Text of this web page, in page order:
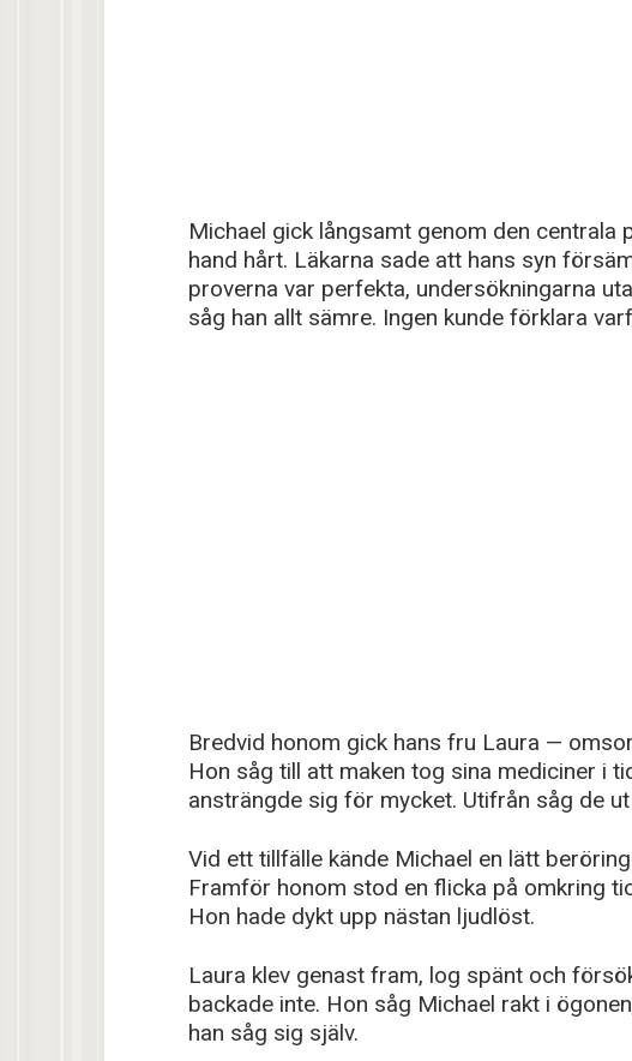
Michael gick långsamt genom den centrala
hand hårt. Läkarna sade att hans syn
proverna var perfekta, undersökningarna
såg han allt sämre. Ingen kunde förklara
Bredvid honom gick hans fru Laura —
Hon såg till att maken tog sina mediciner i
ansträngde sig för mycket. Utifrån såg de
Vid ett tillfälle kände Michael en lätt
Framför honom stod en flicka på omkring
Hon hade dykt upp nästan ljudlöst.
Laura klev genast fram, log spänt och
backade inte. Hon såg Michael rakt i
han såg sig själv.